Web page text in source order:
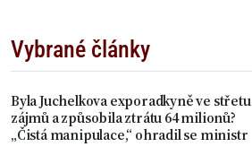
Vybrané články
Byla Juchelkova exporadkyně ve střetu
zájmů a způsobila ztrátu 64 milionů?
„Čistá manipulace,“ ohradil se ministr